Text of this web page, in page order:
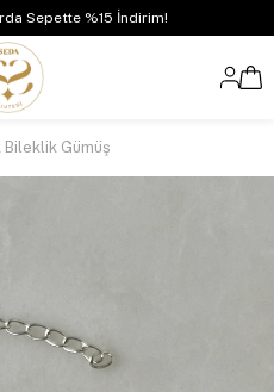
Sepette %15 İndirim!
Bileklik Gümüş